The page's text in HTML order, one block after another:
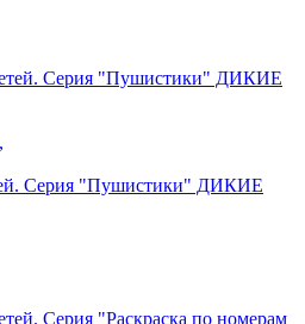
Серия "Пушистики" ДИКИЕ